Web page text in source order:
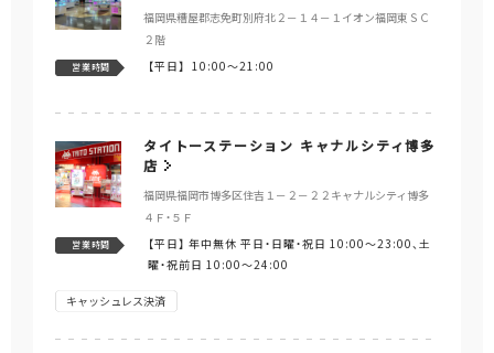
福岡県糟屋郡志免町別府北２－１４－１イオン福岡東ＳＣ
２階
営業時間 【平日】 10:00～21:00
タイトーステーション キャナルシティ博多
店
福岡県福岡市博多区住吉１－２－２２キャナルシティ博多
４Ｆ・５Ｆ
営業時間 【平日】年中無休 平日・日曜・祝日 10:00～23:00、土
曜・祝前日 10:00～24:00
キャッシュレス決済